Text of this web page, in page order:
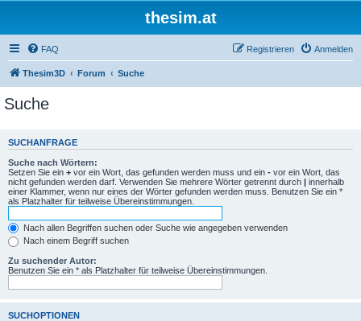
thesim.at
FAQ Anmelden
Registrieren
Thesim3D Forum Suche
Suche
SUCHANFRAGE
Suche nach Wörtern:
Setzen Sie ein + vor ein Wort, das gefunden werden muss und ein - vor ein Wort, das
nicht gefunden werden darf. Verwenden Sie mehrere Wörter getrennt durch | innerhalb
einer Klammer, wenn nur eines der Wörter gefunden werden muss. Benutzen Sie ein *
als Platzhalter für teilweise Übereinstimmungen.
Nach allen Begriffen suchen oder Suche wie angegeben verwenden
Nach einem Begriff suchen
Zu suchender Autor:
Benutzen Sie ein * als Platzhalter für teilweise Übereinstimmungen.
SUCHOPTIONEN